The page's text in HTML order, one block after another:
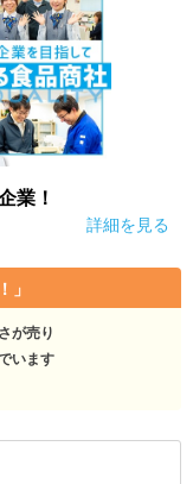
業！
詳細を見る
」
が売り
います